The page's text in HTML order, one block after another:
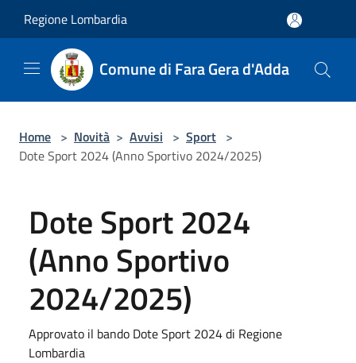
Regione Lombardia
Comune di Fara Gera d'Adda
Home > Novità > Avvisi > Sport >
Dote Sport 2024 (Anno Sportivo 2024/2025)
Dote Sport 2024
(Anno Sportivo
2024/2025)
Approvato il bando Dote Sport 2024 di Regione
Lombardia